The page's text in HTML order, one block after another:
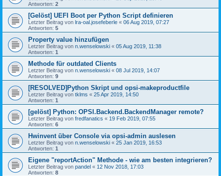
Antworten: 2
[Gelöst] UEFI Boot per Python Script definieren
Letzter Beitrag von lra-oal.josefeberle « 06 Aug 2019, 07:27
Antworten: 5
Property value hinzufügen
Letzter Beitrag von n.wenselowski « 05 Aug 2019, 11:38
Antworten: 1
Methode für outdated Clients
Letzter Beitrag von n.wenselowski « 08 Jul 2019, 14:07
Antworten: 9
[RESOLVED]Python Skript und opsi-makeproductfile
Letzter Beitrag von tklms « 25 Apr 2019, 14:50
Antworten: 1
[gelöst] Python: OPSI.Backend.BackendManager remote?
Letzter Beitrag von fredfanatics « 19 Feb 2019, 07:55
Antworten: 6
Hwinvent über Console via opsi-admin auslesen
Letzter Beitrag von n.wenselowski « 25 Jan 2019, 16:53
Antworten: 1
Eigene "reportAction" Methode - wie am besten integrieren?
Letzter Beitrag von pandel « 12 Nov 2018, 17:03
Antworten: 8